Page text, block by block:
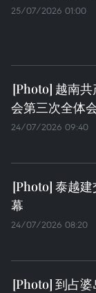
25/07/2026 01:00
越南
会第三次全体
24/07/2026 09:40
泰越建
幕
24/07/2026 08:20
到占婆